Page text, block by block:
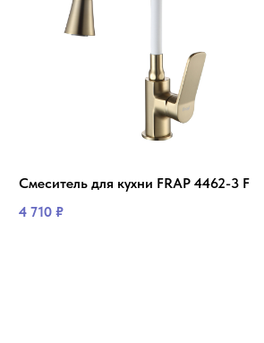
Смеситель для кухни FRAP 4462-3 F
4 710 ₽